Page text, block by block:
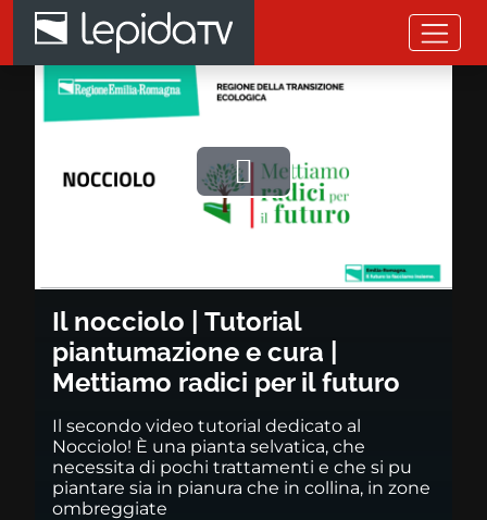
Salta al contenuto principale
Il nocciolo | Tutorial
Riprodurre
video
Il nocciolo | Tutorial
piantumazione e cura |
Mettiamo radici per il futuro
Il secondo video tutorial dedicato al
Nocciolo! È una pianta selvatica, che
necessita di pochi trattamenti e che si pu
piantare sia in pianura che in collina, in zone
ombreggiate